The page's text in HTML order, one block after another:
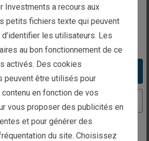
you are trying to reach is
in Luxembourg
be in the United States
the United States website
générales
institutionnels
Investments a recours aux
petits fichiers texte qui peuvent
les utilisateurs. Les
au bon fonctionnement de ce
activés. Des cookies
peuvent être utilisés pour
en fonction de vos
vous proposer des publicités en
et pour générer des
du site. Choisissez